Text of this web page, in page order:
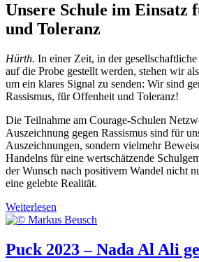
Unsere Schule im Einsatz
und Toleranz
Hürth. In einer Zeit, in der
auf die Probe gestellt werden, stehen wir
um ein klares Signal zu senden: Wir sind
Rassismus, für Offenheit und Toleranz!
Die Teilnahme am Courage-Schulen
Auszeichnung gegen Rassismus sind für
Auszeichnungen, sondern vielmehr
Handelns für eine wertschätzende
der Wunsch nach positivem Wandel nicht
eine gelebte Realität.
Weiterlesen
Puck 2023 – Nada Al Ali